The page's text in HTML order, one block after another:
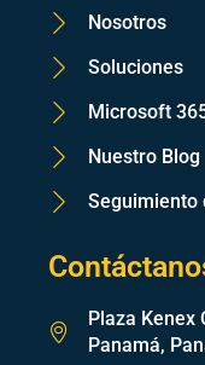
Nosotros
Soluciones
Microsoft
Nuestro Blog
Seguimiento
Plaza Kenex
Panamá,